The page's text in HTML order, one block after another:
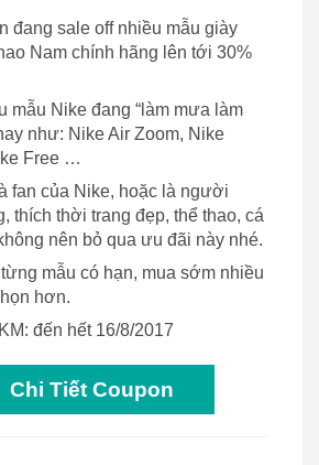
đang sale off nhiều mẫu giày
Nam chính hãng lên tới 30%
mẫu Nike đang “làm mưa làm
như: Nike Air Zoom, Nike
Free …
fan của Nike, hoặc là người
thích thời trang đẹp, thể thao, cá
nên bỏ qua ưu đãi này nhé.
mẫu có hạn, mua sớm nhiều
hơn.
đến hết 16/8/2017
Chi Tiết Coupon